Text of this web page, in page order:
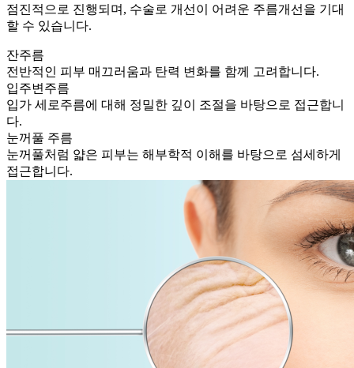
점진적으로 진행되며, 수술로 개선이 어려운 주름개선을 기대
할 수 있습니다.
잔주름
전반적인 피부 매끄러움과 탄력 변화를 함께 고려합니다.
입주변주름
입가 세로주름에 대해 정밀한 깊이 조절을 바탕으로 접근합니
다.
눈꺼풀 주름
눈꺼풀처럼 얇은 피부는 해부학적 이해를 바탕으로 섬세하게
접근합니다.